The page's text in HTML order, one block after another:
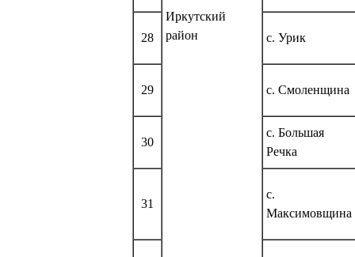
Иркутский
район
28 с. Урик
29 с. Смоленщина
30
с. Большая
Речка
31
с.
Максимовщина